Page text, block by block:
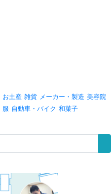
お土産 雑貨 メーカー・製造 美容院
服 自動車・バイク 和菓子